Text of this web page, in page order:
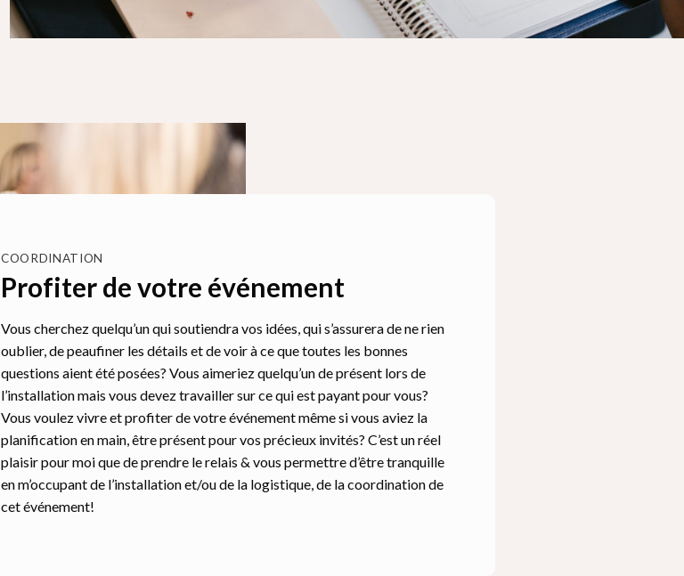
COORDINATION
Profiter de votre événement
Vous cherchez quelqu’un qui soutiendra vos idées, qui s’assurera de ne rien
oublier, de peaufiner les détails et de voir à ce que toutes les bonnes
questions aient été posées? Vous aimeriez quelqu’un de présent lors de
l’installation mais vous devez travailler sur ce qui est payant pour vous?
Vous voulez vivre et profiter de votre événement même si vous aviez la
planification en main, être présent pour vos précieux invités? C’est un réel
plaisir pour moi que de prendre le relais & vous permettre d’être tranquille
en m’occupant de l’installation et/ou de la logistique, de la coordination de
cet événement!